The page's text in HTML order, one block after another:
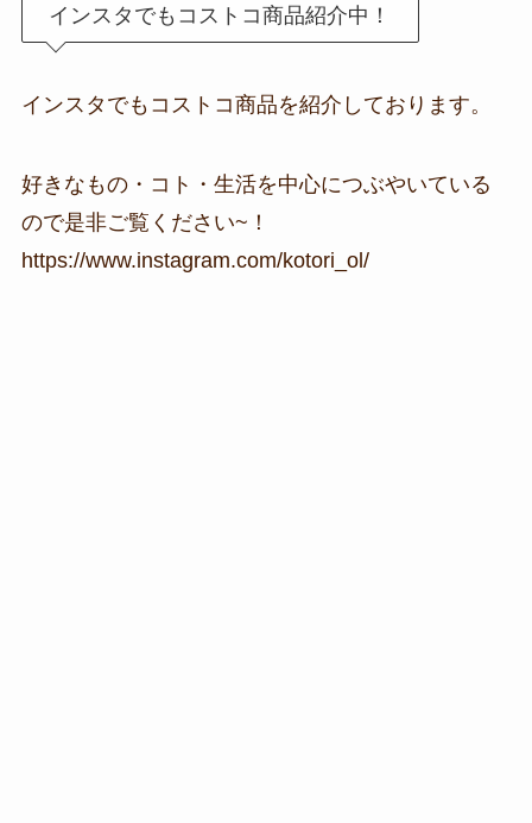
インスタでもコストコ商品紹介中！
インスタでもコストコ商品を紹介しております。
好きなもの・コト・生活を中心につぶやいている
ので是非ご覧ください~！
https://www.instagram.com/kotori_ol/